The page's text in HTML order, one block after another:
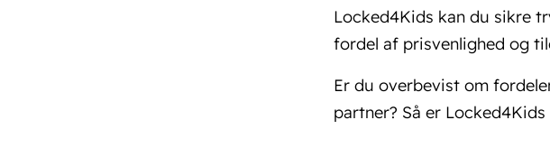
Locked4Kids kan du sikre
fordel af prisvenlighed og
Er du overbevist om
partner? Så er